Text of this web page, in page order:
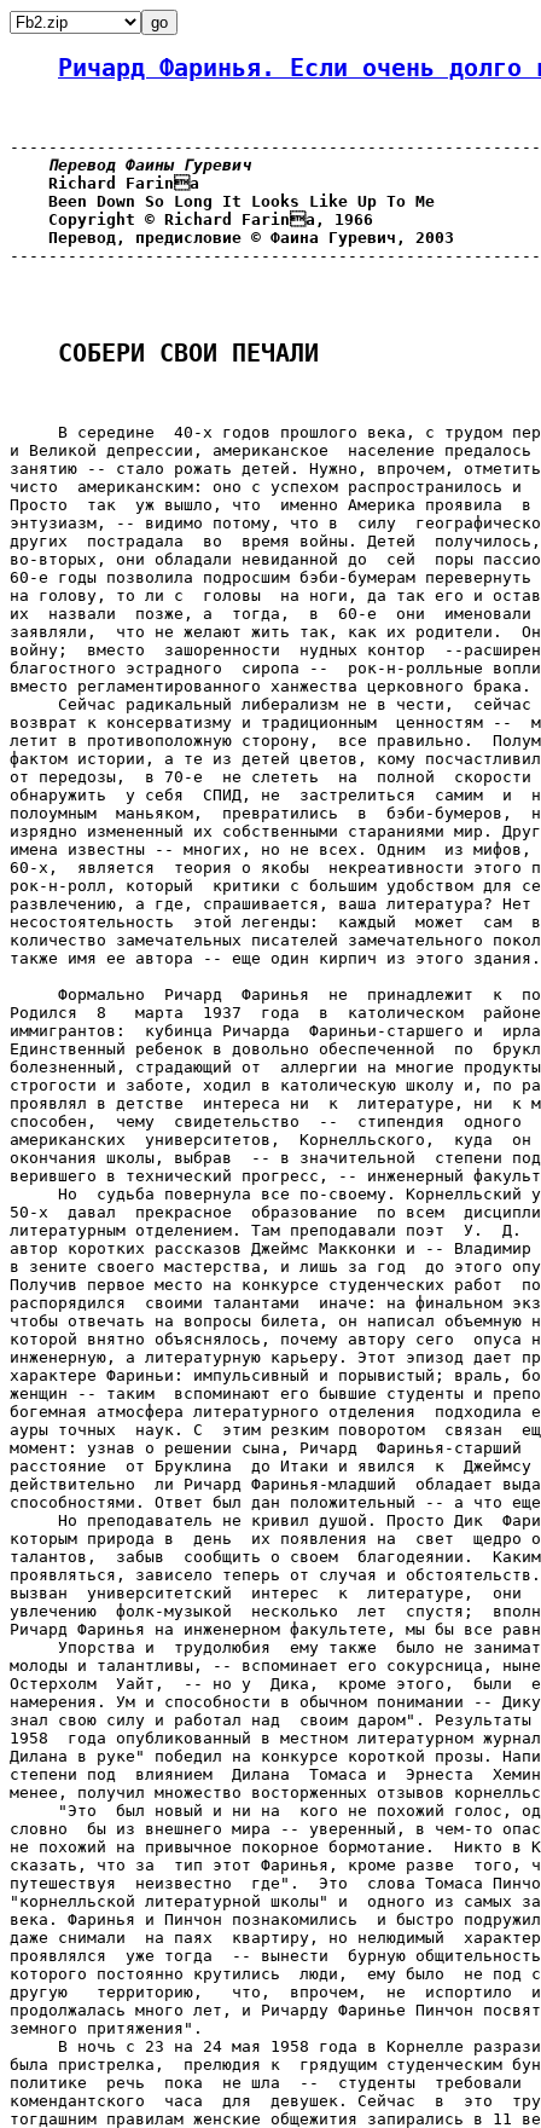
Ричард Фаринья. Если очень долго
Перевод Фаины Гуревич
Richard Farina
Been Down So Long It Looks Like Up To Me
Copyright © Richard Farina, 1966
Перевод, предисловие © Фаина Гуревич, 2003
СОБЕРИ СВОИ ПЕЧАЛИ